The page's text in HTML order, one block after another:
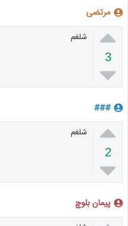
مرتضی

3

شلغم
###

2

شلغم
پیمان بلوچ